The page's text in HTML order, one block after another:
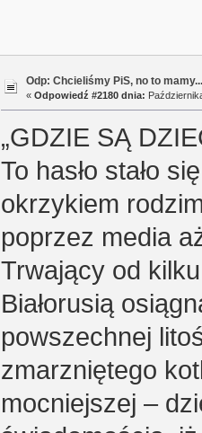
Odp: Chcieliśmy PiS, no to
« Odpowiedź #2180 dnia:
„GDZIE SĄ
To hasło stało
okrzykiem
poprzez media
Trwający od
Białorusią
powszechnej
zmarzniętego
mocniejszej –